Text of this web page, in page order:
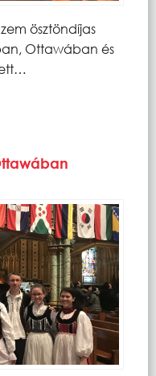
ösztöndíjas
Ottawában és